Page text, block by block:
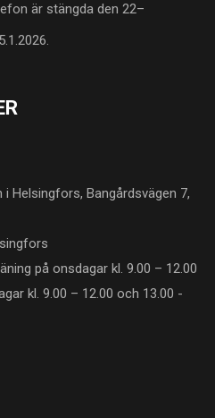
är stängda den 22–
Helsingfors, Bangårdsvägen 7,
på onsdagar kl. 9.00 – 12.00
kl. 9.00 – 12.00 och 13.00 -